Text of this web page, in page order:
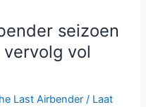
seizoen
vol
Last Airbender / Laat